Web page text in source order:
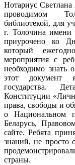
Нотариус
проводимом
библиотекой, для
г. Толочина
приурочено ко
который
мероприятия с
необходимо знать
этот документ
государства.
Конституции
права, свободы и
о Национальном
Беларусь,
сайте. Ребята
знаний, не просто
страны.